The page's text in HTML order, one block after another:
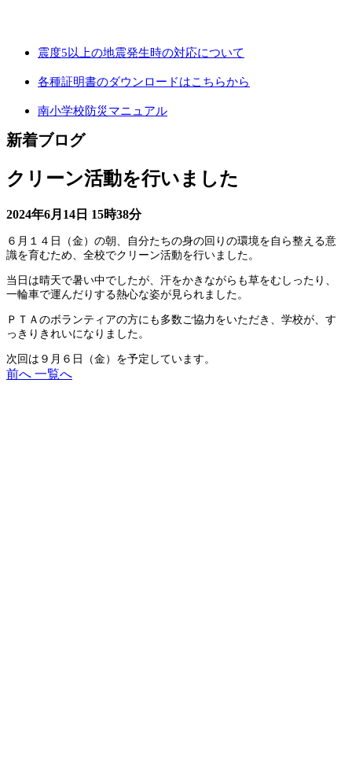
震度5以上の地震発生時の対応について
各種証明書のダウンロードはこちらから
南小学校防災マニュアル
新着ブログ
クリーン活動を行いました
2024年6月14日 15時38分
６月１４日（金）の朝、自分たちの身の回りの環境を自ら整える意
識を育むため、全校でクリーン活動を行いました。
当日は晴天で暑い中でしたが、汗をかきながらも草をむしったり、
一輪車で運んだりする熱心な姿が見られました。
ＰＴＡのボランティアの方にも多数ご協力をいただき、学校が、す
っきりきれいになりました。
次回は９月６日（金）を予定しています。
前へ 一覧へ